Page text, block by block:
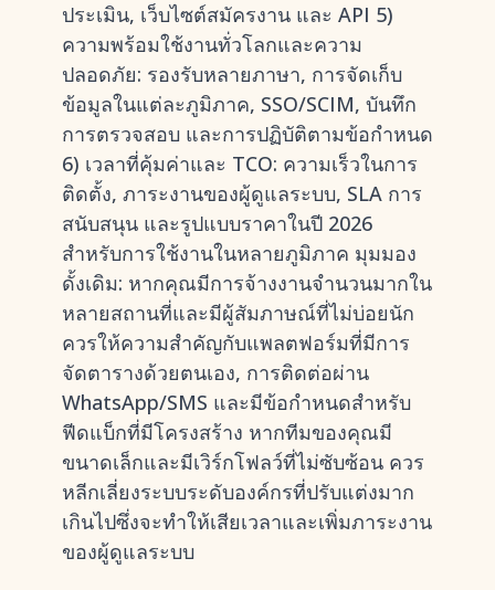
ประเมิน, เว็บไซต์สมัครงาน และ API 5)
ความพร้อมใช้งานทั่วโลกและความ
ปลอดภัย: รองรับหลายภาษา, การจัดเก็บ
ข้อมูลในแต่ละภูมิภาค, SSO/SCIM, บันทึก
การตรวจสอบ และการปฏิบัติตามข้อกำหนด
6) เวลาที่คุ้มค่าและ TCO: ความเร็วในการ
ติดตั้ง, ภาระงานของผู้ดูแลระบบ, SLA การ
สนับสนุน และรูปแบบราคาในปี 2026
สำหรับการใช้งานในหลายภูมิภาค มุมมอง
ดั้งเดิม: หากคุณมีการจ้างงานจำนวนมากใน
หลายสถานที่และมีผู้สัมภาษณ์ที่ไม่บ่อยนัก
ควรให้ความสำคัญกับแพลตฟอร์มที่มีการ
จัดตารางด้วยตนเอง, การติดต่อผ่าน
WhatsApp/SMS และมีข้อกำหนดสำหรับ
ฟีดแบ็กที่มีโครงสร้าง หากทีมของคุณมี
ขนาดเล็กและมีเวิร์กโฟลว์ที่ไม่ซับซ้อน ควร
หลีกเลี่ยงระบบระดับองค์กรที่ปรับแต่งมาก
เกินไปซึ่งจะทำให้เสียเวลาและเพิ่มภาระงาน
ของผู้ดูแลระบบ